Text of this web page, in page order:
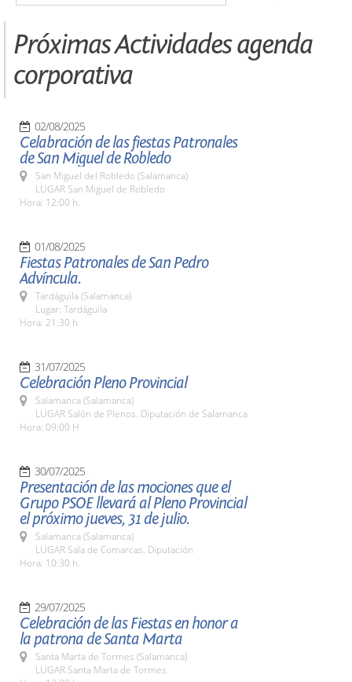
Próximas Actividades agenda
corporativa
02/08/2025
Celabración de las fiestas Patronales
de San Miguel de Robledo
San Miguel del Robledo (Salamanca)
LUGAR San Miguel de Robledo
Hora: 12:00 h.
01/08/2025
Fiestas Patronales de San Pedro
Advíncula.
Tardáguila (Salamanca)
Lugar: Tardáguila
Hora: 21:30 h
31/07/2025
Celebración Pleno Provincial
Salamanca (Salamanca)
LUGAR Salón de Plenos. Diputación de Salamanca
Hora: 09:00 H
30/07/2025
Presentación de las mociones que el
Grupo PSOE llevará al Pleno Provincial
el próximo jueves, 31 de julio.
Salamanca (Salamanca)
LUGAR Sala de Comarcas. Diputación
Hora: 10:30 h.
29/07/2025
Celebración de las Fiestas en honor a
la patrona de Santa Marta
Santa Marta de Tormes (Salamanca)
LUGAR Santa Marta de Tormes